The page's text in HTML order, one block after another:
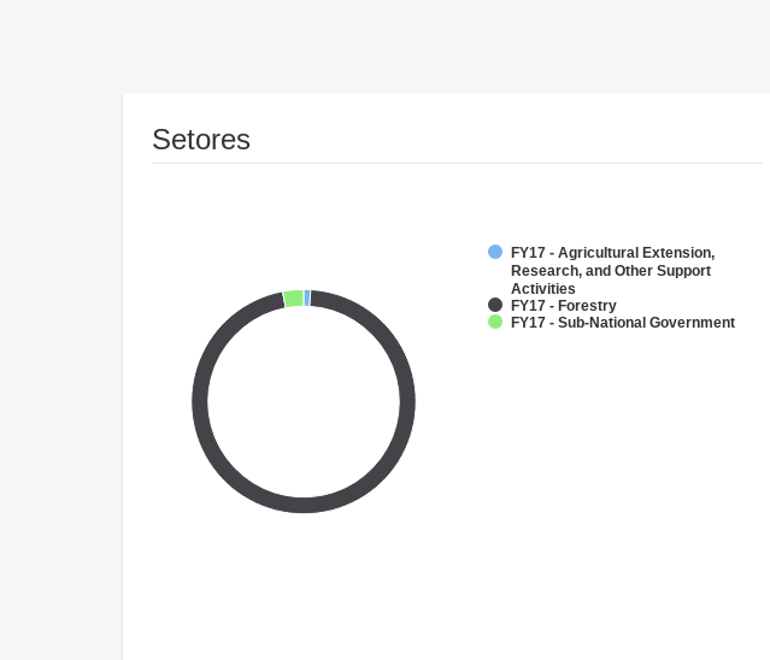
Setores
FY17 - Agricultural Extension,
Research, and Other Support
Activities
FY17 - Forestry
FY17 - Sub-National Government